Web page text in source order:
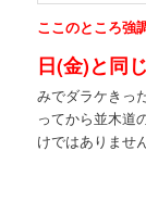
ここのところ強
日(金)と同
みでダラケきっ
ってから並木道
けではありませ